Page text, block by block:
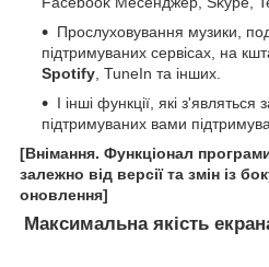
Прослуховування музики,
підтримуваних сервісах, на
Spotify, TuneIn та інших.
І інші функції, які з'являться
підтримуваних вами
[Внімання. Функціонал
залежно від версії та змін із
оновлення]
Максимальна якість